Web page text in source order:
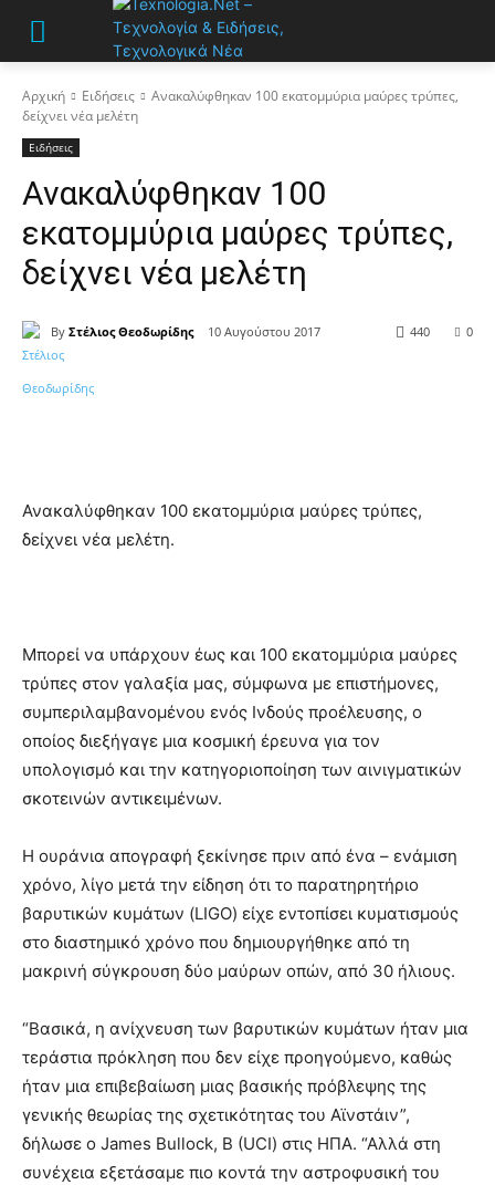
Αρχική Ειδήσεις
Ανακαλύφθηκαν 100 εκατομμύρια μαύρες τρύπες,
δείχνει νέα μελέτη
Ειδήσεις
Ανακαλύφθηκαν 100
εκατομμύρια μαύρες τρύπες,
δείχνει νέα μελέτη
By Στέλιος Θεοδωρίδης 10 Αυγούστου 2017 0
440
Ανακαλύφθηκαν 100 εκατομμύρια μαύρες τρύπες,
δείχνει νέα μελέτη.
Μπορεί να υπάρχουν έως και 100 εκατομμύρια μαύρες
τρύπες στον γαλαξία μας, σύμφωνα με επιστήμονες,
συμπεριλαμβανομένου ενός Ινδούς προέλευσης, ο
οποίος διεξήγαγε μια κοσμική έρευνα για τον
υπολογισμό και την κατηγοριοποίηση των αινιγματικών
σκοτεινών αντικειμένων.
Η ουράνια απογραφή ξεκίνησε πριν από ένα – ενάμιση
χρόνο, λίγο μετά την είδηση ​​ότι το παρατηρητήριο
βαρυτικών κυμάτων (LIGO) είχε εντοπίσει κυματισμούς
στο διαστημικό χρόνο που δημιουργήθηκε από τη
μακρινή σύγκρουση δύο μαύρων οπών, από 30 ήλιους.
“Βασικά, η ανίχνευση των βαρυτικών κυμάτων ήταν μια
τεράστια πρόκληση που δεν είχε προηγούμενο, καθώς
ήταν μια επιβεβαίωση μιας βασικής πρόβλεψης της
γενικής θεωρίας της σχετικότητας του Αϊνστάιν”,
δήλωσε ο James Bullock, Β (UCI) στις ΗΠΑ. “Αλλά στη
συνέχεια εξετάσαμε πιο κοντά την αστροφυσική του